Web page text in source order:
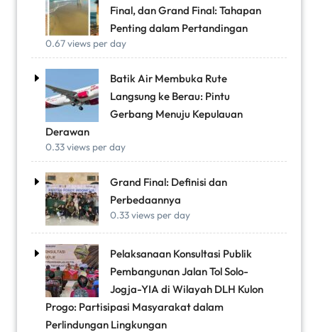
Final, dan Grand Final: Tahapan
Penting dalam Pertandingan
0.67 views per day
Batik Air Membuka Rute
Langsung ke Berau: Pintu
Gerbang Menuju Kepulauan
Derawan
0.33 views per day
Grand Final: Definisi dan
Perbedaannya
0.33 views per day
Pelaksanaan Konsultasi Publik
Pembangunan Jalan Tol Solo-
Jogja-YIA di Wilayah DLH Kulon
Progo: Partisipasi Masyarakat dalam
Perlindungan Lingkungan